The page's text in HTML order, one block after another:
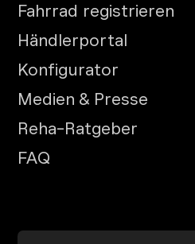
Fahrrad registrieren
Händlerportal
Konfigurator
Medien & Presse
Reha-Ratgeber
FAQ